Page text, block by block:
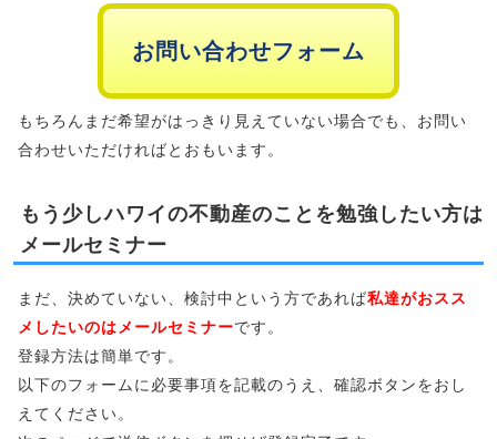
お問い合わせフォーム
もちろんまだ希望がはっきり見えていない場合でも、お問い
合わせいただければとおもいます。
もう少しハワイの不動産のことを勉強したい方は
メールセミナー
まだ、決めていない、検討中という方であれば私達がおスス
メしたいのはメールセミナーです。
登録方法は簡単です。
以下のフォームに必要事項を記載のうえ、確認ボタンをおし
えてください。